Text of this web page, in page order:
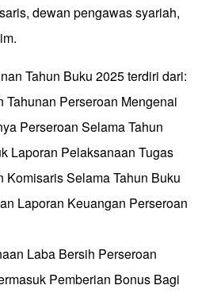
dewan pengawas syariah,
Tahun Buku 2025 terdiri dari:
Tahunan Perseroan Mengenai
Perseroan Selama Tahun
Laporan Pelaksanaan Tugas
Komisaris Selama Tahun Buku
Laporan Keuangan Perseroan
Laba Bersih Perseroan
Pemberian Bonus Bagi